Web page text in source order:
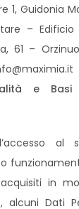
1, Guidonia
– Edificio
61 –
e Basi
in
alcuni Dati